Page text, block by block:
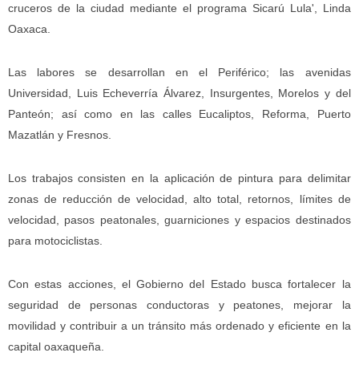
cruceros de la ciudad mediante el programa Sicarú Lula', Linda
Oaxaca.
Las labores se desarrollan en el Periférico; las avenidas
Universidad, Luis Echeverría Álvarez, Insurgentes, Morelos y del
Panteón; así como en las calles Eucaliptos, Reforma, Puerto
Mazatlán y Fresnos.
Los trabajos consisten en la aplicación de pintura para delimitar
zonas de reducción de velocidad, alto total, retornos, límites de
velocidad, pasos peatonales, guarniciones y espacios destinados
para motociclistas.
Con estas acciones, el Gobierno del Estado busca fortalecer la
seguridad de personas conductoras y peatones, mejorar la
movilidad y contribuir a un tránsito más ordenado y eficiente en la
capital oaxaqueña.